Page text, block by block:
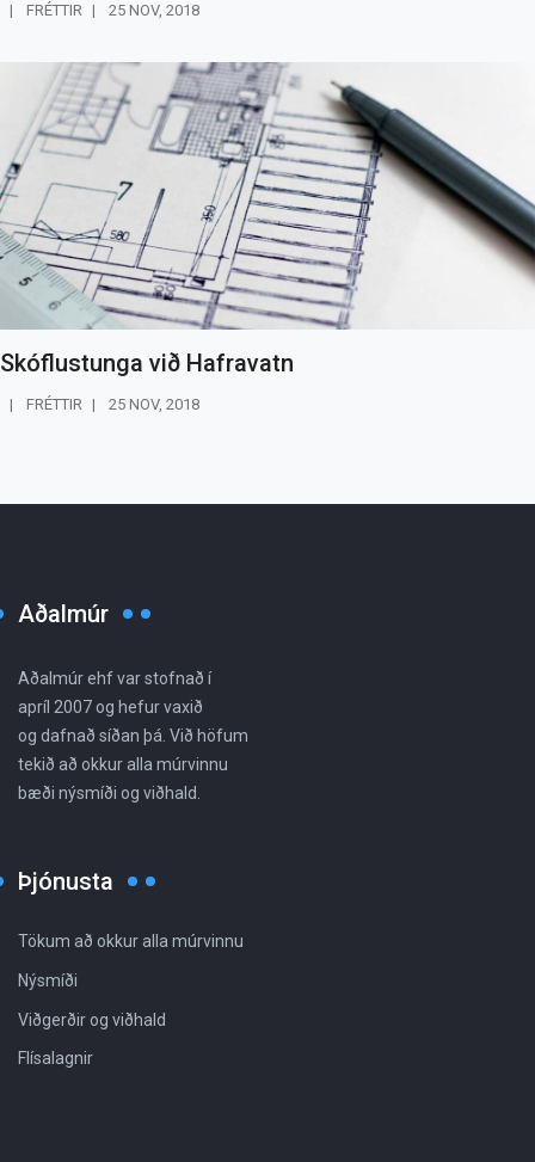
FRÉTTIR 25 NOV, 2018
Skóflustunga við Hafravatn
FRÉTTIR 25 NOV, 2018
Aðalmúr
Aðalmúr ehf var stofnað í
apríl 2007 og hefur vaxið
og dafnað síðan þá. Við höfum
tekið að okkur alla múrvinnu
bæði nýsmíði og viðhald.
Þjónusta
Tökum að okkur alla múrvinnu
Nýsmíði
Viðgerðir og viðhald
Flísalagnir